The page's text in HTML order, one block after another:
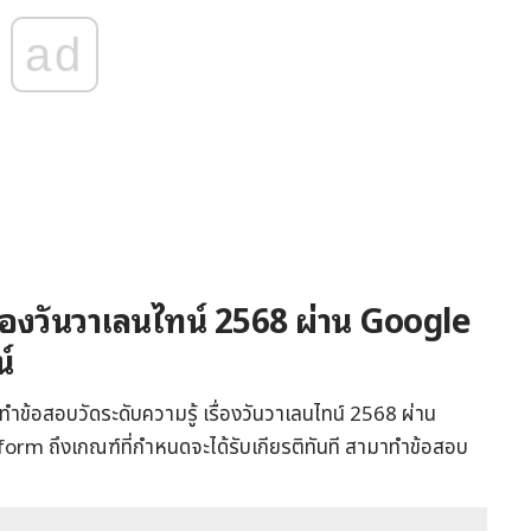
ad
วันวาเลนไทน์ 2568 ผ่าน Google
อสอบวัดระดับความรู้ เรื่องวันวาเลนไทน์ 2568 ผ่าน
ถึงเกณฑ์ที่กำหนดจะได้รับเกียรติทันที สามาทำข้อสอบ